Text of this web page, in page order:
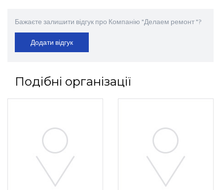
Бажаєте залишити відгук про Компанію "Делаем ремонт "?
Додати відгук
Подібні організації